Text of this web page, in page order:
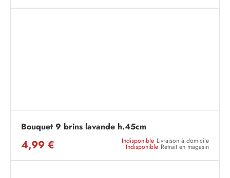
Bouquet 9 brins lavande h.45cm
4,99 € Indisponible Livraison à domicile
Indisponible Retrait en magasin